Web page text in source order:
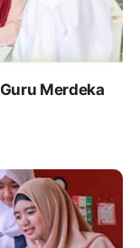
Merdeka